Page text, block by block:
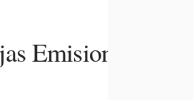
Emisiones en